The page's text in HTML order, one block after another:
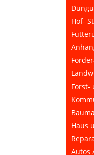
Hof-
Forst-
Haus
Autos